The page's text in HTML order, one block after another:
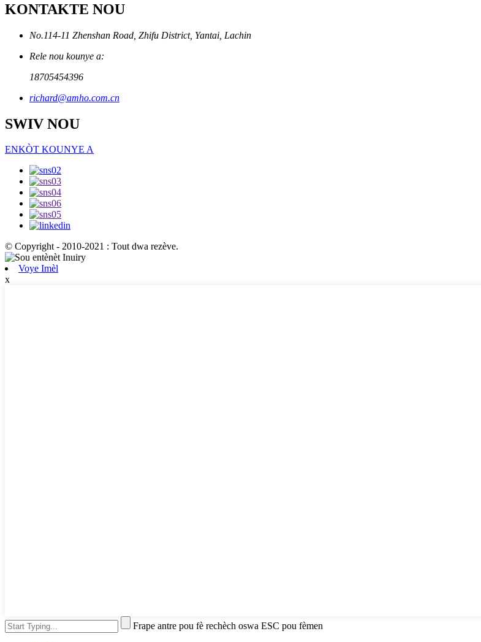
KONTAKTE NOU
No.114-11 Zhenshan Road, Zhifu District, Yantai, Lachin
Rele nou kounye a:
18705454396
richard@amho.com.cn
SWIV NOU
ENKÒT KOUNYE A
© Copyright - 2010-2021 : Tout dwa rezève.
Voye Imèl
x
Frape antre pou fè rechèch oswa ESC pou fèmen